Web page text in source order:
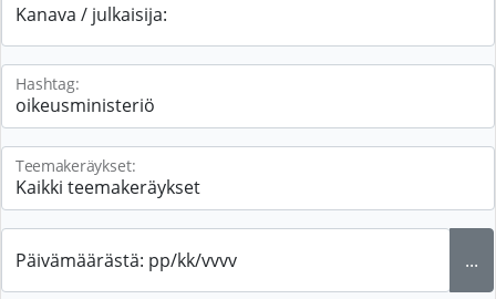
Kanava / julkaisija:
Hashtag:
Teemakeräykset:
Päivämäärästä: pp/kk/vvvv ...